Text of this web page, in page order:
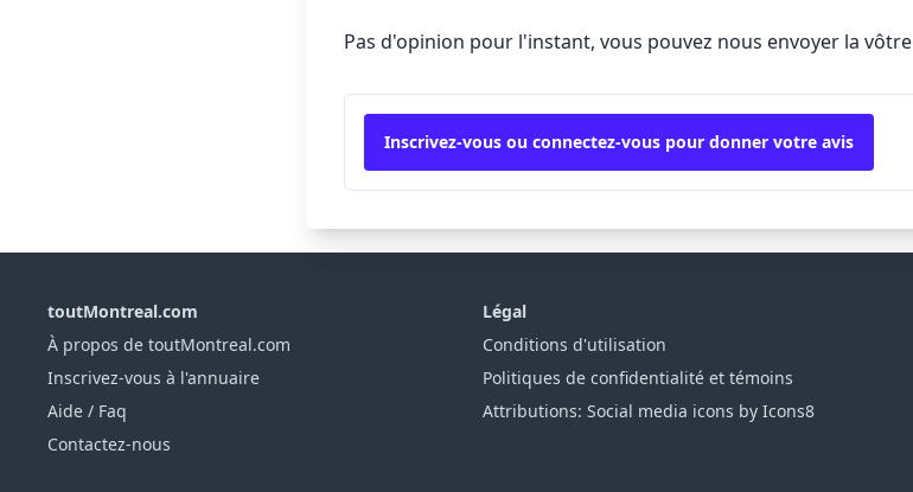
Pas d'opinion pour l'instant, vous pouvez nous envoyer la vôtre
Inscrivez-vous ou connectez-vous pour donner votre avis
toutMontreal.com
À propos de toutMontreal.com
Inscrivez-vous à l'annuaire
Aide / Faq
Contactez-nous
Légal
Conditions d'utilisation
Politiques de confidentialité et témoins
Attributions: Social media icons by Icons8